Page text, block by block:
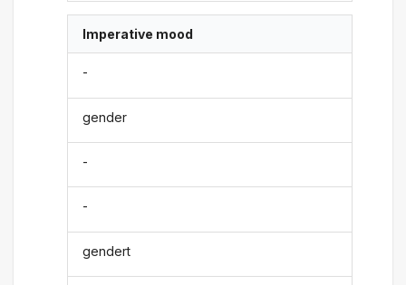
Imperative mood
-
gender
-
-
gendert